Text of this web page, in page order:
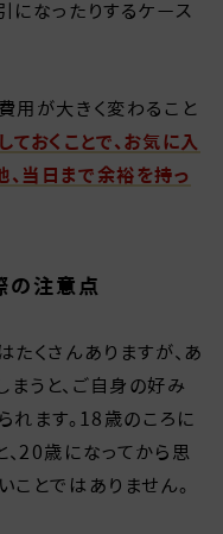
になったりするケース
用が大きく変わること
おくことで、お気に入
当日まで余裕を持っ
の注意点
たくさんありますが、あ
うと、ご自身の好み
れます。18歳のころに
20歳になってから思
ことではありません。